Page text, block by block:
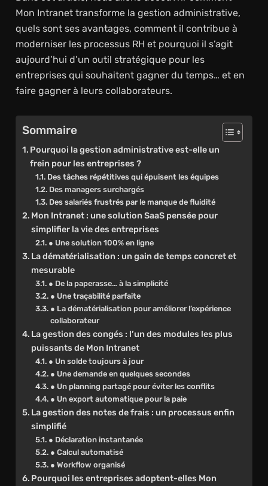
Mon Intranet transforme la gestion administrative,
quels sont ses avantages, comment il contribue à
moderniser les processus RH et pourquoi il s’agit
aujourd’hui d’un outil stratégique pour les
entreprises qui souhaitent gagner du temps… et en
faire gagner à leurs collaborateurs.
Sommaire
Pourquoi la gestion administrative est-elle un
frein pour les entreprises ?
Des tâches répétitives qui épuisent les équipes
Des managers surchargés
Des salariés frustrés par le manque de fluidité
Mon Intranet : une solution SaaS pensée pour
simplifier la vie des entreprises
● Une solution 100% en ligne
La dématérialisation : un gain de temps concret et
mesurable
● De la paperasse… à la simplicité
● Une traçabilité parfaite
● La dématérialisation pour améliorer l’expérience
collaborateur
La gestion des congés : l’un des modules les plus
puissants de Mon Intranet
● Un solde toujours à jour
● Une demande en quelques secondes
● Un planning partagé pour éviter les conflits
● Un export automatique pour la paie
La gestion des notes de frais : un processus enfin
simplifié
● Déclaration instantanée
● Calcul automatisé
● Workflow organisé
Pourquoi les entreprises adoptent-elles Mon